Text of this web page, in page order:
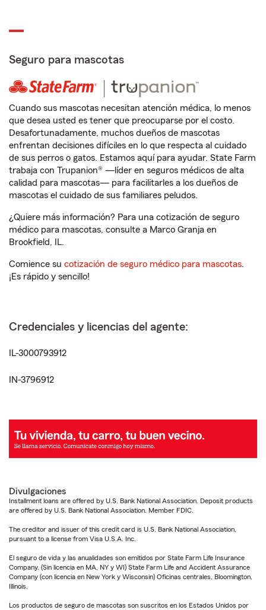
Seguro para mascotas
Cuando sus mascotas necesitan atención médica, lo menos
que desea usted es tener que preocuparse por el costo.
Desafortunadamente, muchos dueños de mascotas
enfrentan decisiones difíciles en lo que respecta al cuidado
de sus perros o gatos. Estamos aquí para ayudar. State Farm
trabaja con Trupanion® —líder en seguros médicos de alta
calidad para mascotas— para facilitarles a los dueños de
mascotas el cuidado de sus familiares peludos.
¿Quiere más información? Para una cotización de seguro
médico para mascotas, consulte a Marco Granja en
Brookfield, IL.
Comience su cotización de seguro médico para mascotas.
¡Es rápido y sencillo!
Credenciales y licencias del agente:
IL-3000793912
IN-3796912
Divulgaciones
Installment loans are offered by U.S. Bank National Association. Deposit products
are offered by U.S. Bank National Association. Member FDIC.
The creditor and issuer of this credit card is U.S. Bank National Association,
pursuant to a license from Visa U.S.A. Inc.
El seguro de vida y las anualidades son emitidos por State Farm Life Insurance
Company. (Sin licencia en MA, NY y WI) State Farm Life and Accident Assurance
Company (con licencia en New York y Wisconsin) Oficinas centrales, Bloomington,
Illinois.
Los productos de seguro de mascotas son suscritos en los Estados Unidos por